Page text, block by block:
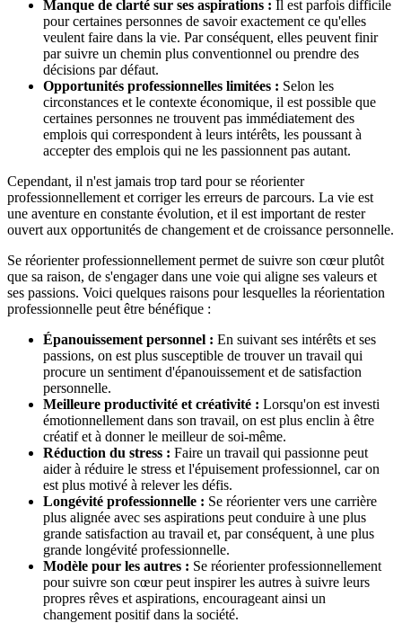
Manque de clarté sur ses aspirations : Il est parfois difficile
pour certaines personnes de savoir exactement ce qu'elles
veulent faire dans la vie. Par conséquent, elles peuvent finir
par suivre un chemin plus conventionnel ou prendre des
décisions par défaut.
Opportunités professionnelles limitées : Selon les
circonstances et le contexte économique, il est possible que
certaines personnes ne trouvent pas immédiatement des
emplois qui correspondent à leurs intérêts, les poussant à
accepter des emplois qui ne les passionnent pas autant.
Cependant, il n'est jamais trop tard pour se réorienter
professionnellement et corriger les erreurs de parcours. La vie est
une aventure en constante évolution, et il est important de rester
ouvert aux opportunités de changement et de croissance personnelle.
Se réorienter professionnellement permet de suivre son cœur plutôt
que sa raison, de s'engager dans une voie qui aligne ses valeurs et
ses passions. Voici quelques raisons pour lesquelles la réorientation
professionnelle peut être bénéfique :
Épanouissement personnel : En suivant ses intérêts et ses
passions, on est plus susceptible de trouver un travail qui
procure un sentiment d'épanouissement et de satisfaction
personnelle.
Meilleure productivité et créativité : Lorsqu'on est investi
émotionnellement dans son travail, on est plus enclin à être
créatif et à donner le meilleur de soi-même.
Réduction du stress : Faire un travail qui passionne peut
aider à réduire le stress et l'épuisement professionnel, car on
est plus motivé à relever les défis.
Longévité professionnelle : Se réorienter vers une carrière
plus alignée avec ses aspirations peut conduire à une plus
grande satisfaction au travail et, par conséquent, à une plus
grande longévité professionnelle.
Modèle pour les autres : Se réorienter professionnellement
pour suivre son cœur peut inspirer les autres à suivre leurs
propres rêves et aspirations, encourageant ainsi un
changement positif dans la société.